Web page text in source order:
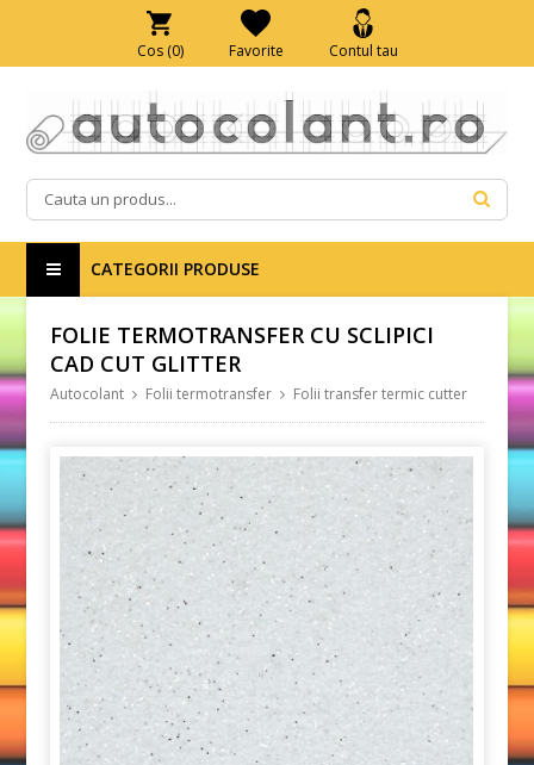
Cos (0) Favorite Contul tau
CATEGORII PRODUSE
FOLIE TERMOTRANSFER CU SCLIPICI
CAD CUT GLITTER
Autocolant Folii termotransfer Folii transfer termic cutter